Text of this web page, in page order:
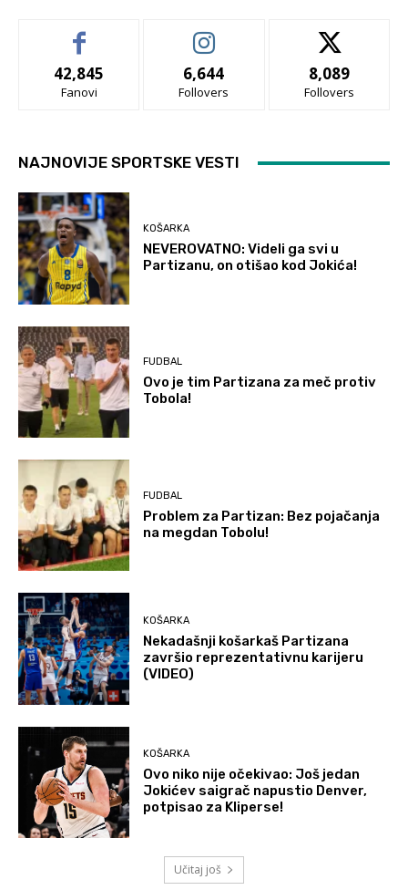
42,845
Fanovi
6,644
Follovers
8,089
Follovers
NAJNOVIJE SPORTSKE VESTI
KOŠARKA
NEVEROVATNO: Videli ga svi u
Partizanu, on otišao kod Jokića!
FUDBAL
Ovo je tim Partizana za meč protiv
Tobola!
FUDBAL
Problem za Partizan: Bez pojačanja
na megdan Tobolu!
KOŠARKA
Nekadašnji košarkaš Partizana
završio reprezentativnu karijeru
(VIDEO)
KOŠARKA
Ovo niko nije očekivao: Još jedan
Jokićev saigrač napustio Denver,
potpisao za Kliperse!
Učitaj još